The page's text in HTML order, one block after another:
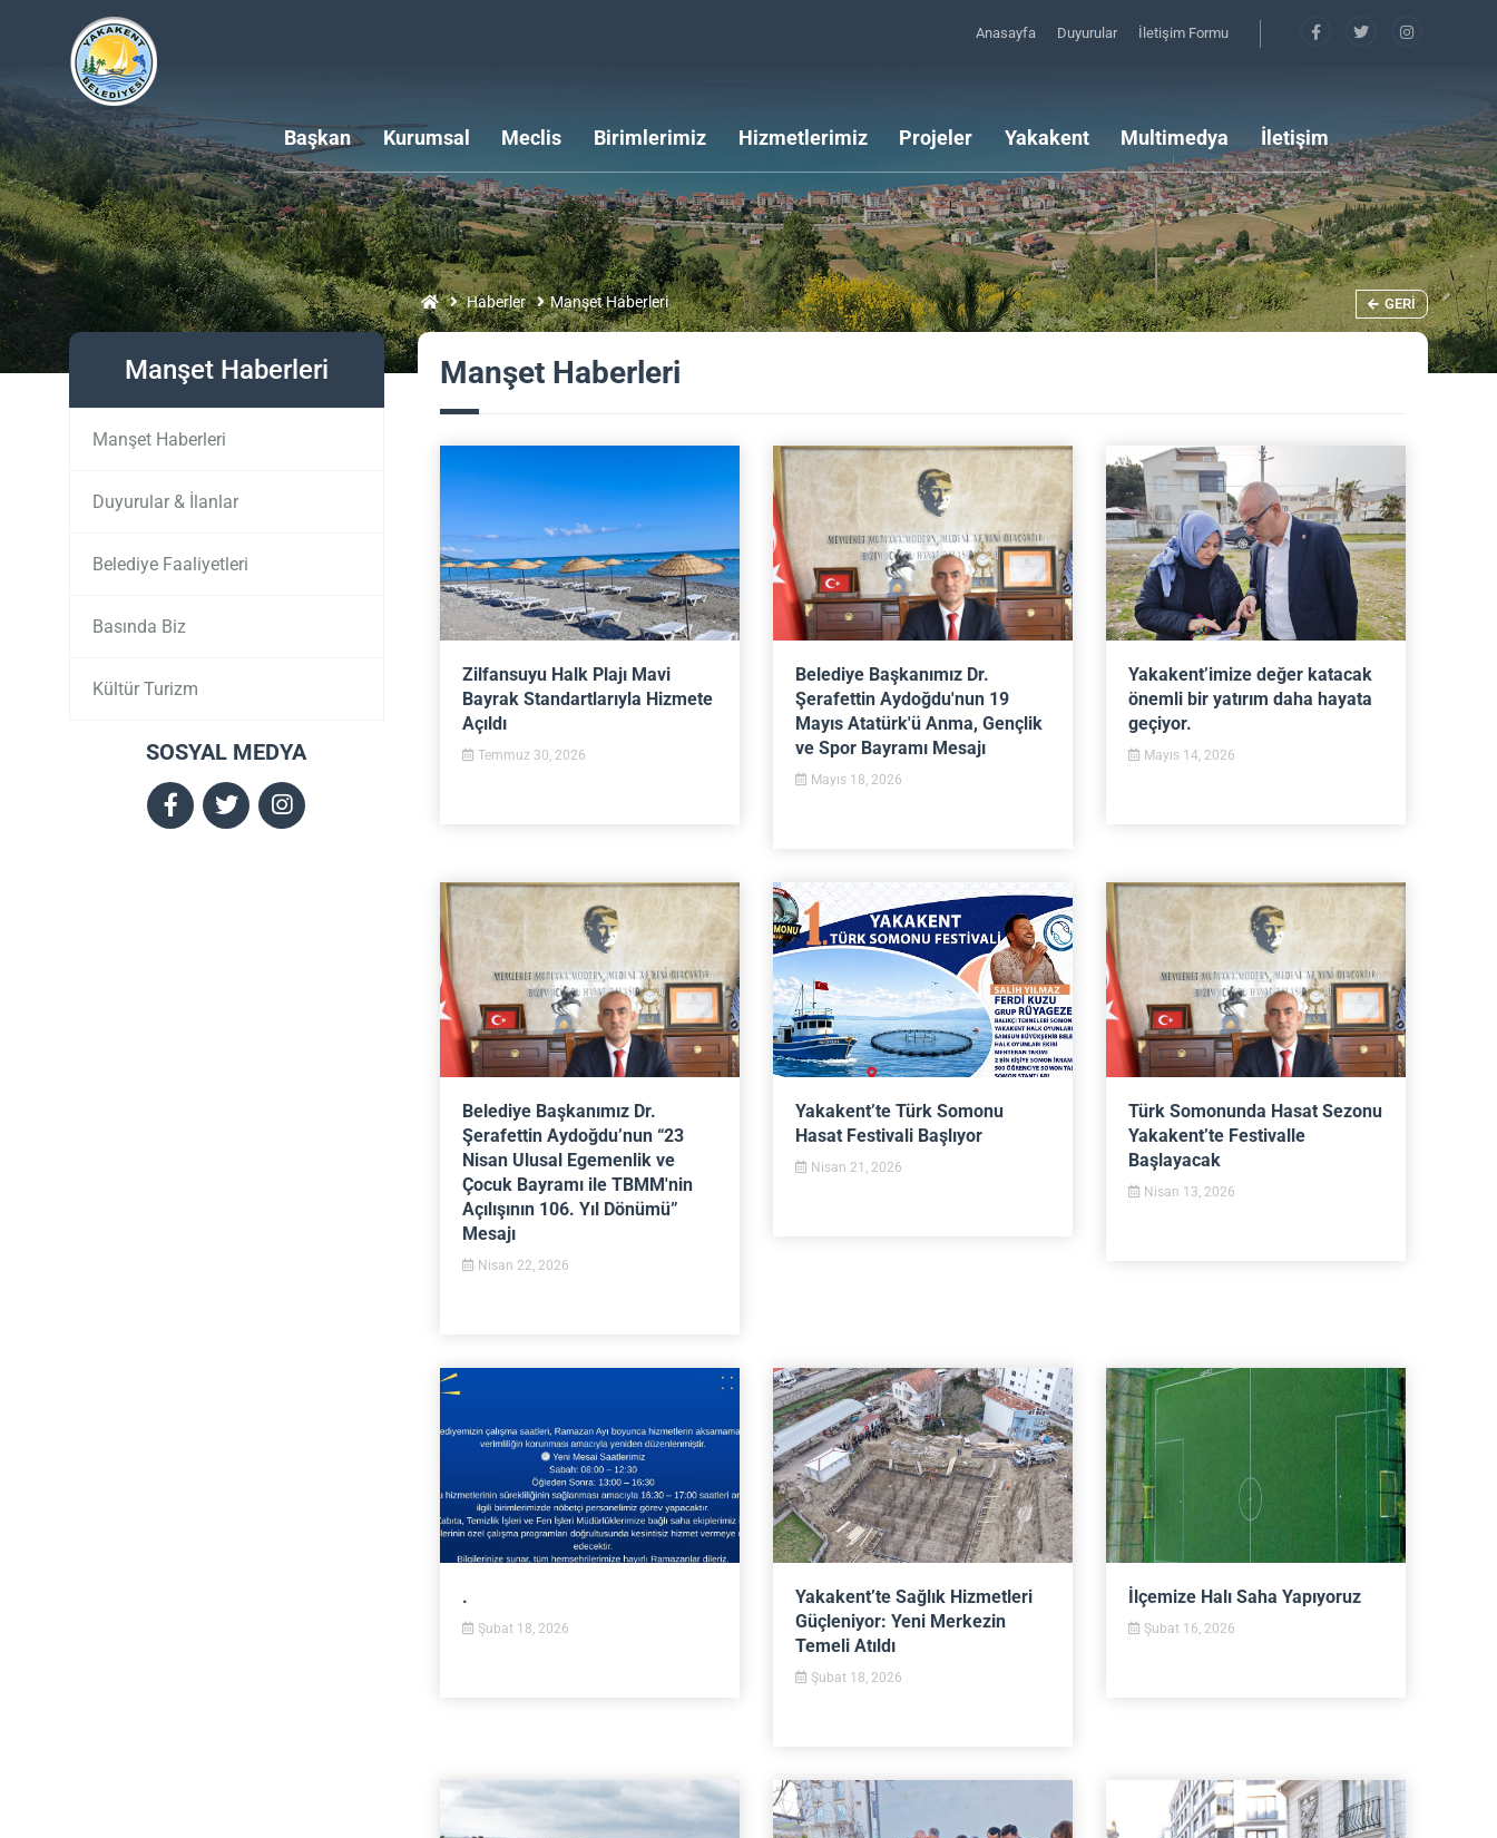
Anasayfa Duyurular İletişim Formu
Başkan Kurumsal Meclis Birimlerimiz Hizmetlerimiz Projeler Yakakent Multimedya İletişim
Haberler Manşet Haberleri GERI
Manşet Haberleri
Manşet Haberleri
Duyurular & İlanlar
Belediye Faaliyetleri
Basında Biz
Kültür Turizm
SOSYAL MEDYA
Manşet Haberleri
Zilfansuyu Halk Plajı Mavi
Bayrak Standartlarıyla Hizmete
Açıldı
Temmuz 30, 2026
Belediye Başkanımız Dr.
Şerafettin Aydoğdu'nun 19
Mayıs Atatürk'ü Anma, Gençlik
ve Spor Bayramı Mesajı
Mayıs 18, 2026
Yakakent’imize değer katacak
önemli bir yatırım daha hayata
geçiyor.
Mayıs 14, 2026
Belediye Başkanımız Dr.
Şerafettin Aydoğdu’nun “23
Nisan Ulusal Egemenlik ve
Çocuk Bayramı ile TBMM'nin
Açılışının 106. Yıl Dönümü”
Mesajı
Nisan 22, 2026
Yakakent’te Türk Somonu
Hasat Festivali Başlıyor
Nisan 21, 2026
Türk Somonunda Hasat Sezonu
Yakakent’te Festivalle
Başlayacak
Nisan 13, 2026
.
Şubat 18, 2026
Yakakent’te Sağlık Hizmetleri
Güçleniyor: Yeni Merkezin
Temeli Atıldı
Şubat 18, 2026
İlçemize Halı Saha Yapıyoruz
Şubat 16, 2026